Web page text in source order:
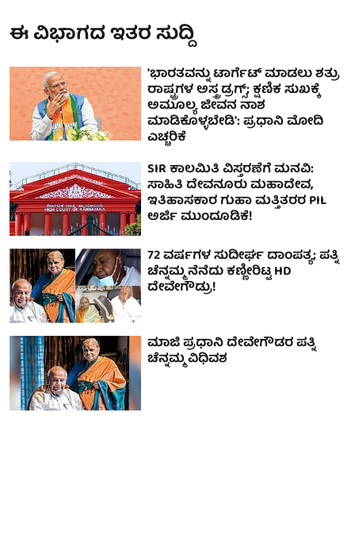
ಈ ವಿಭಾಗದ ಇತರ ಸುದ್ದಿ
'ಭಾರತವನ್ನು ಟಾರ್ಗೆಟ್ ಮಾಡಲು ಶತ್ರು
ರಾಷ್ಟ್ರಗಳ ಅಸ್ತ್ರ ಡ್ರಗ್ಸ್; ಕ್ಷಣಿಕ ಸುಖಕ್ಕೆ
ಅಮೂಲ್ಯ ಜೀವನ ನಾಶ
ಮಾಡಿಕೊಳ್ಳಬೇಡಿ': ಪ್ರಧಾನಿ ಮೋದಿ
ಎಚ್ಚರಿಕೆ
SIR ಕಾಲಮಿತಿ ವಿಸ್ತರಣೆಗೆ ಮನವಿ:
ಸಾಹಿತಿ ದೇವನೂರು ಮಹಾದೇವ,
ಇತಿಹಾಸಕಾರ ಗುಹಾ ಮತ್ತಿತರರ PIL
ಅರ್ಜಿ ಮುಂದೂಡಿಕೆ!
72 ವರ್ಷಗಳ ಸುದೀರ್ಘ ದಾಂಪತ್ಯ; ಪತ್ನಿ
ಚೆನ್ನಮ್ಮ ನೆನೆದು ಕಣ್ಣೀರಿಟ್ಟ HD
ದೇವೇಗೌಡ್ರು!
ಮಾಜಿ ಪ್ರಧಾನಿ ದೇವೇಗೌಡರ ಪತ್ನಿ
ಚೆನ್ನಮ್ಮ ವಿಧಿವಶ